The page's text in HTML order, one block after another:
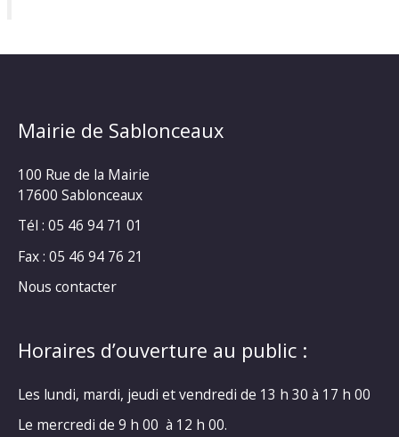
Mairie de Sablonceaux
100 Rue de la Mairie
17600 Sablonceaux
Tél : 05 46 94 71 01
Fax : 05 46 94 76 21
Nous contacter
Horaires d’ouverture au public :
Les lundi, mardi, jeudi et vendredi de 13 h 30 à 17 h 00
Le mercredi de 9 h 00 à 12 h 00.